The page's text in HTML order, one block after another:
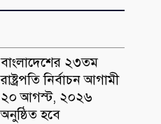
বাংলাদেশের ২৩তম
রাষ্ট্রপতি নির্বাচন আগামী
২০ আগস্ট, ২০২৬
অনুষ্ঠিত হবে